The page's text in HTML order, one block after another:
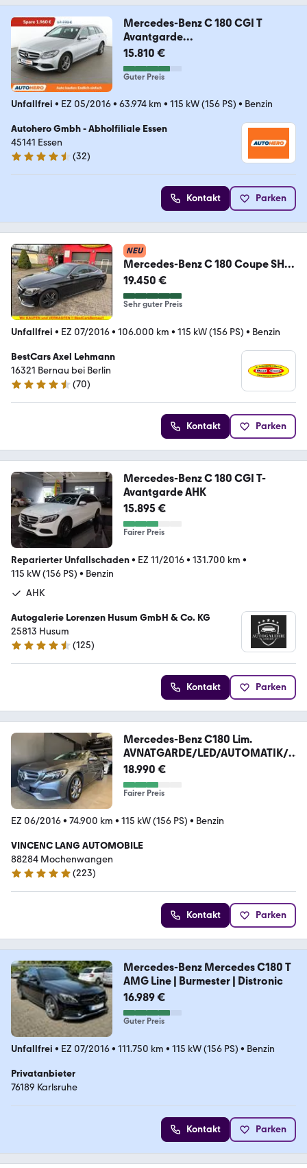
Mercedes-Benz C 180 CGI T
Avantgarde
*NAVI*TEMPO*PDC*SHZ*
15.810 €
Guter Preis
Unfallfrei • EZ 05/2016• 63.974 km • 115 kW (156 PS) • Benzin
Autohero Gmbh - Abholfiliale Essen
45141 Essen
4.7 Sterne
(32)
Kontakt Parken
NEU
Mercedes-Benz C 180 Coupe SHZ
NAVI AMG Style Burmester AMG
Sty
19.450 €
Sehr guter Preis
Unfallfrei • EZ 07/2016• 106.000 km • 115 kW (156 PS) • Benzin
BestCars Axel Lehmann
16321 Bernau bei Berlin
4.7 Sterne
(70)
Kontakt Parken
Mercedes-Benz C 180 CGI T-
Avantgarde AHK
15.895 €
Fairer Preis
Reparierter Unfallschaden• EZ 11/2016• 131.700 km •
115 kW (156 PS) • Benzin
AHK
Autogalerie Lorenzen Husum GmbH & Co. KG
25813 Husum
4.3 Sterne
(125)
Kontakt Parken
Mercedes-Benz C180 Lim.
AVNATGARDE/LED/AUTOMATIK/T
EIL-LEDER
18.990 €
Fairer Preis
EZ 06/2016• 74.900 km • 115 kW (156 PS) • Benzin
VINCENC LANG AUTOMOBILE
88284 Mochenwangen
5 Sterne
(223)
Kontakt Parken
Mercedes-Benz Mercedes C180 T
AMG Line | Burmester | Distronic
16.989 €
Guter Preis
Unfallfrei • EZ 07/2016• 111.750 km • 115 kW (156 PS) • Benzin
Privatanbieter
76189 Karlsruhe
Kontakt Parken